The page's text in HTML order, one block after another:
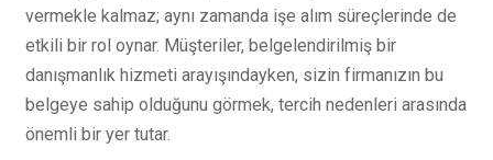
vermekle kalmaz; aynı zamanda işe alım süreçlerinde de
etkili bir rol oynar. Müşteriler, belgelendirilmiş bir
danışmanlık hizmeti arayışındayken, sizin firmanızın bu
belgeye sahip olduğunu görmek, tercih nedenleri arasında
önemli bir yer tutar.